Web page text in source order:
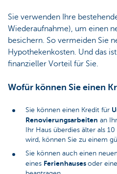
Sie verwenden Ihre
Wiederaufnahme), um einen
besichern. So vermeiden Sie
Hypothekenkosten. Und das
finanzieller Vorteil für Sie.
Wofür können Sie einen
Sie können einen Kredit für
Renovierungsarbeiten an
Ihr Haus überdies älter als
wird, können Sie zu einem
Sie können auch einen
eines Ferienhauses oder